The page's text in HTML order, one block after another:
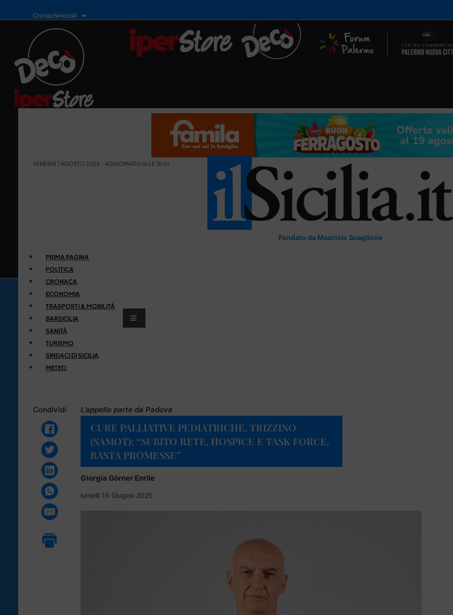
Cronache locali
VENERDÌ 7 AGOSTO 2026 - AGGIORNATO ALLE 18:01
Fondato da Maurizio Scaglione
PRIMA PAGINA
POLITICA
CRONACA
ECONOMIA
TRASPORTI & MOBILITÀ
BARSICILIA
SANITÀ
TURISMO
SINDACI DI SICILIA
METEO
Condividi L'appello parte da Padova
CURE PALLIATIVE PEDIATRICHE, TRIZZINO
(SAMOT): “SUBITO RETE, HOSPICE E TASK FORCE.
BASTA PROMESSE”
Giorgia Görner Enrile
lunedì 16 Giugno 2025